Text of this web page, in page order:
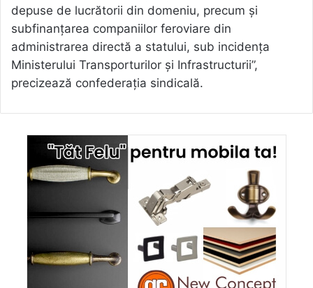
depuse de lucrătorii din domeniu, precum și
subfinanțarea companiilor feroviare din
administrarea directă a statului, sub incidența
Ministerului Transporturilor și Infrastructurii”,
precizează confederația sindicală.